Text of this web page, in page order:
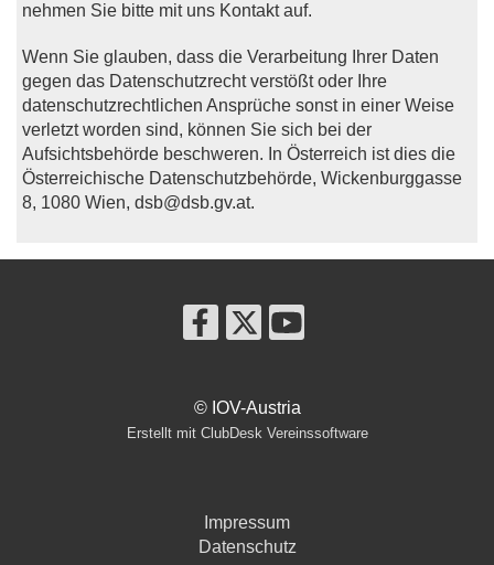
nehmen Sie bitte mit uns Kontakt auf.
Wenn Sie glauben, dass die Verarbeitung Ihrer Daten
gegen das Datenschutzrecht verstößt oder Ihre
datenschutzrechtlichen Ansprüche sonst in einer Weise
verletzt worden sind, können Sie sich bei der
Aufsichtsbehörde beschweren. In Österreich ist dies die
Österreichische Datenschutzbehörde, Wickenburggasse
8, 1080 Wien, dsb@dsb.gv.at.
© IOV-Austria
Erstellt mit ClubDesk Vereinssoftware
Impressum
Datenschutz